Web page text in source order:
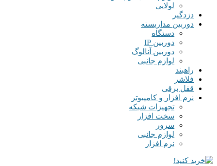
لولایی
دزدگیر
دوربین مداربسته
دستگاه
دوربین IP
دوربین آنالوگ
لوازم جانبی
راهبند
فلاشر
قفل برقی
نرم افزار و کامپیوتر
تجهیزات شبکه
سخت افزار
سرور
لوازم جانبی
نرم افزار